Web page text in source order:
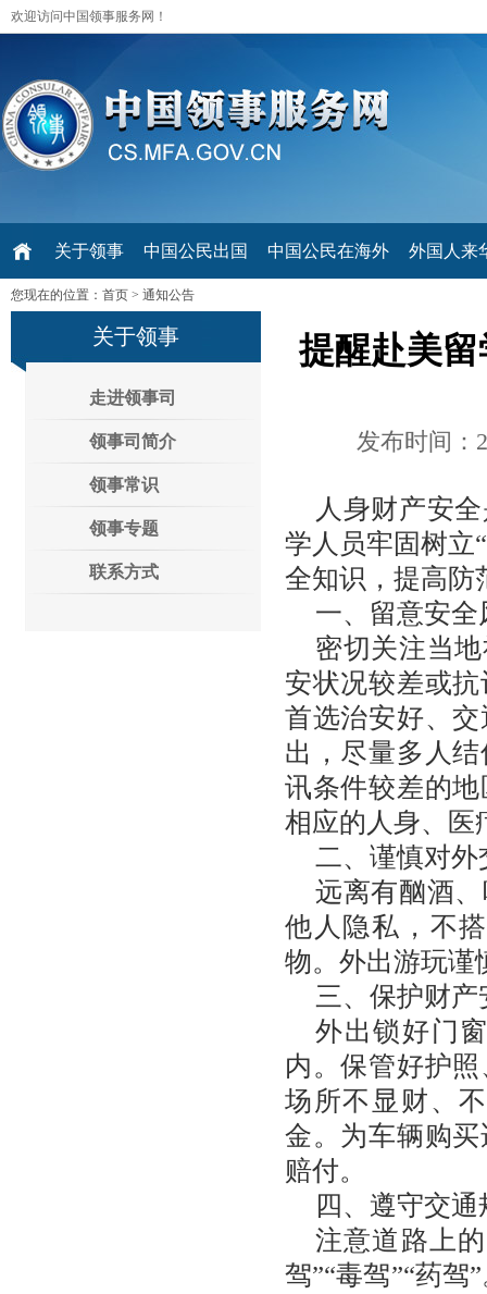
欢迎访问中国领事服务网！
关于领事 中国公民出国 中国公民在海外 外国人来
您现在的位置： 首页 > 通知公告
关于领事
走进领事司
领事司简介
领事常识
领事专题
联系方式
提醒赴美
发布时间：
人身财产安
学人员牢固树立
全知识，提高防
一、留意安全
密切关注当
安状况较差或
首选治安好、
出，尽量多人
讯条件较差的
相应的人身、医
二、谨慎对外
远离有酗酒
他人隐私，不
物。外出游玩谨
三、保护财产
外出锁好门
内。保管好护
场所不显财、
金。为车辆购
赔付。
四、遵守交通
注意道路上
驾”“毒驾”“药驾